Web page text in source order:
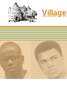
Village